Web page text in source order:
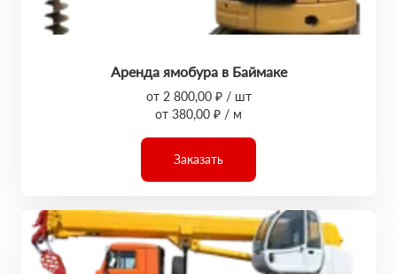
Аренда ямобура в Баймаке
от 2 800,00 ₽ / шт
от 380,00 ₽ / м
Заказать